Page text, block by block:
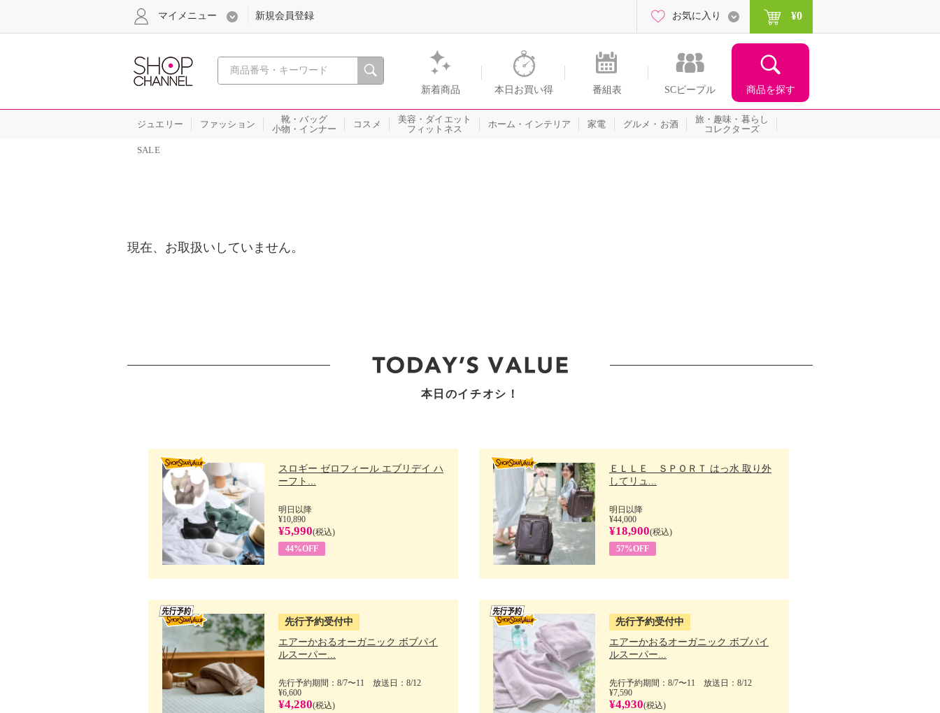
心おどる、瞬間を。通販・テレビショッピングのショップチャンネル
新着商品 本日お買い得 番組表 SCピープル 商品を探す
マイメニュー 新規会員登録 お気に入り ¥0
ジュエリー ファッション
靴・バッグ
小物・インナー
コスメ
美容・ダイエット
フィットネス
ホーム・インテリア 家電 グルメ・お酒
旅・趣味・暮らし
コレクターズ
SALE
現在、お取扱いしていません。
本日のイチオシ！
スロギー ゼロフィール エブリデイ ハ
ーフト...
明日以降
¥10,890
¥5,990(税込)
44%OFF
ＥＬＬＥ ＳＰＯＲＴ はっ水 取り外
してリュ...
明日以降
¥44,000
¥18,900(税込)
57%OFF
先行予約受付中
エアーかおるオーガニック ボブパイ
ルスーパー...
先行予約期間：8/7〜11 放送日：8/12
¥6,600
¥4,280(税込)
先行予約受付中
エアーかおるオーガニック ボブパイ
ルスーパー...
先行予約期間：8/7〜11 放送日：8/12
¥7,590
¥4,930(税込)